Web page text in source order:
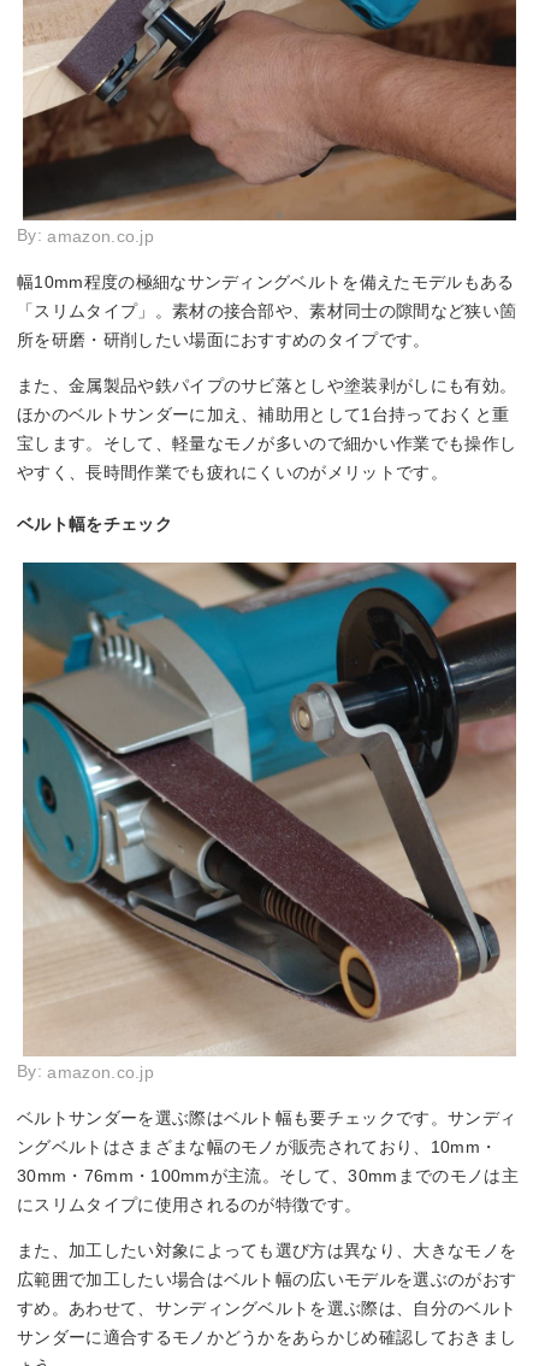
By:amazon.co.jp
幅10mm程度の極細なサンディングベルトを備えたモデルもある
「スリムタイプ」。素材の接合部や、素材同士の隙間など狭い箇
所を研磨・研削したい場面におすすめのタイプです。
また、金属製品や鉄パイプのサビ落としや塗装剥がしにも有効。
ほかのベルトサンダーに加え、補助用として1台持っておくと重
宝します。そして、軽量なモノが多いので細かい作業でも操作し
やすく、長時間作業でも疲れにくいのがメリットです。
ベルト幅をチェック
By:amazon.co.jp
ベルトサンダーを選ぶ際はベルト幅も要チェックです。サンディ
ングベルトはさまざまな幅のモノが販売されており、10mm・
30mm・76mm・100mmが主流。そして、30mmまでのモノは主
にスリムタイプに使用されるのが特徴です。
また、加工したい対象によっても選び方は異なり、大きなモノを
広範囲で加工したい場合はベルト幅の広いモデルを選ぶのがおす
すめ。あわせて、サンディングベルトを選ぶ際は、自分のベルト
サンダーに適合するモノかどうかをあらかじめ確認しておきまし